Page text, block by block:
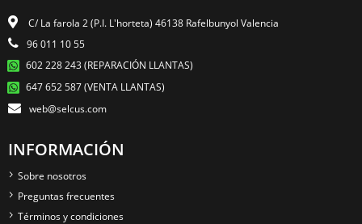
C/ La farola 2 (P.I. L'horteta) 46138 Rafelbunyol Valencia
96 011 10 55
602 228 243 (REPARACIÓN LLANTAS)
647 652 587 (VENTA LLANTAS)
web@selcus.com
INFORMACIÓN
Sobre nosotros
Preguntas frecuentes
Términos y condiciones